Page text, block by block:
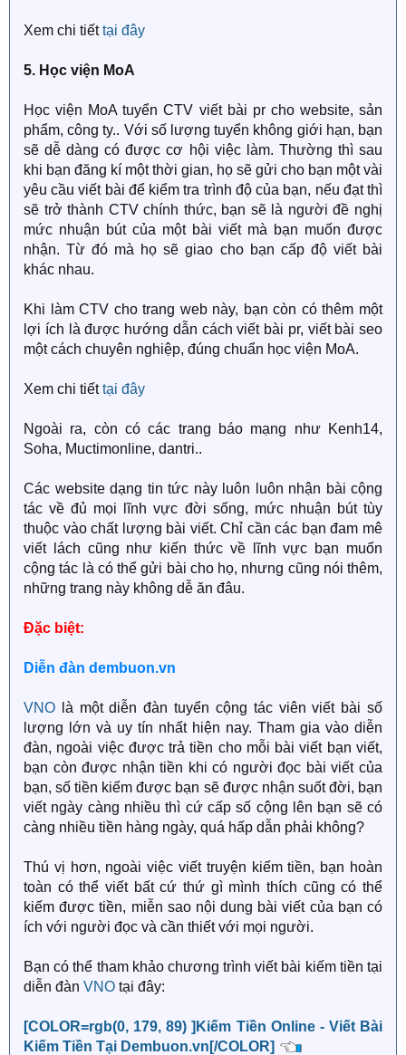
Xem chi tiếttại đây
5. Học viện MoA
Học viện MoA tuyển CTV viết bài pr cho website, sản
phẩm, công ty.. Với số lượng tuyển không giới hạn, bạn
sẽ dễ dàng có được cơ hội việc làm. Thường thì sau
khi bạn đăng kí một thời gian, họ sẽ gửi cho bạn một vài
yêu cầu viết bài để kiểm tra trình độ của bạn, nếu đạt thì
sẽ trở thành CTV chính thức, bạn sẽ là người đề nghị
mức nhuận bút của một bài viết mà bạn muốn được
nhận. Từ đó mà họ sẽ giao cho bạn cấp độ viết bài
khác nhau.
Khi làm CTV cho trang web này, bạn còn có thêm một
lợi ích là được hướng dẫn cách viết bài pr, viết bài seo
một cách chuyên nghiệp, đúng chuẩn học viện MoA.
Xem chi tiếttại đây
Ngoài ra, còn có các trang báo mạng như Kenh14,
Soha, Muctimonline, dantri..
Các website dạng tin tức này luôn luôn nhận bài cộng
tác về đủ mọi lĩnh vực đời sống, mức nhuận bút tùy
thuộc vào chất lượng bài viết. Chỉ cần các bạn đam mê
viết lách cũng như kiến thức về lĩnh vực bạn muốn
cộng tác là có thể gửi bài cho họ, nhưng cũng nói thêm,
những trang này không dễ ăn đâu.
Đặc biệt:
Diễn đàn dembuon.vn
VNO
là một diễn đàn tuyển cộng tác viên viết bài số
lượng lớn và uy tín nhất hiện nay. Tham gia vào diễn
đàn, ngoài việc được trả tiền cho mỗi bài viết bạn viết,
bạn còn được nhận tiền khi có người đọc bài viết của
bạn, số tiền kiếm được bạn sẽ được nhận suốt đời, bạn
viết ngày càng nhiều thì cứ cấp số cộng lên bạn sẽ có
càng nhiều tiền hàng ngày, quá hấp dẫn phải không?
Thú vị hơn, ngoài việc viết truyện kiếm tiền, bạn hoàn
toàn có thể viết bất cứ thứ gì mình thích cũng có thể
kiếm được tiền, miễn sao nội dung bài viết của bạn có
ích với người đọc và cần thiết với mọi người.
Bạn có thể tham khảo chương trình viết bài kiếm tiền tại
diễn đàn VNO tại đây:
[COLOR=rgb(0, 179, 89) ]Kiếm Tiền Online - Viết Bài
Kiếm Tiền Tại Dembuon.vn[/COLOR]